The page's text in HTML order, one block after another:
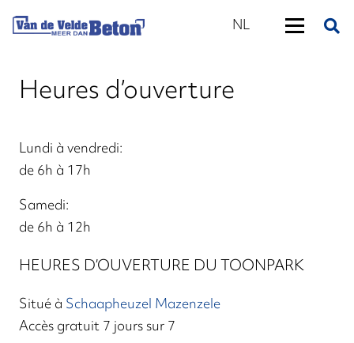
NL
Heures d’ouverture
Lundi à vendredi:
de 6h à 17h
Samedi:
de 6h à 12h
HEURES D’OUVERTURE DU TOONPARK
Situé àSchaapheuzel Mazenzele
Accès gratuit 7 jours sur 7